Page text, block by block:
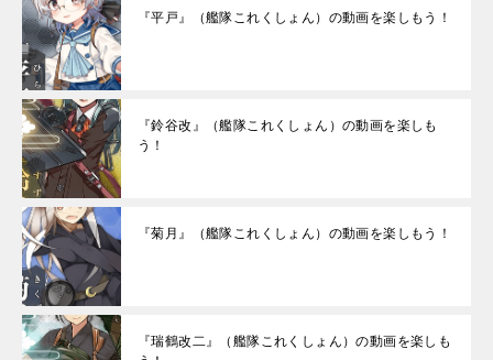
『平戸』（艦隊これくしょん）の動画を楽しもう！
『鈴谷改』（艦隊これくしょん）の動画を楽しも
う！
『菊月』（艦隊これくしょん）の動画を楽しもう！
『瑞鶴改二』（艦隊これくしょん）の動画を楽しも